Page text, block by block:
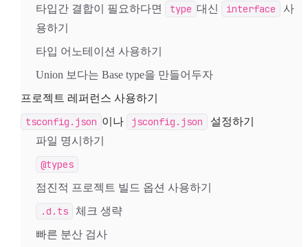
타입간 결합이 필요하다면
type 대신 interface
사
용하기
타입 어노테이션 사용하기
Union 보다는 Base type을 만들어두자
프로젝트 레퍼런스 사용하기
tsconfig.json 이나 jsconfig.json
설정하기
파일 명시하기
@types
점진적 프로젝트 빌드 옵션 사용하기
.d.ts
체크 생략
빠른 분산 검사